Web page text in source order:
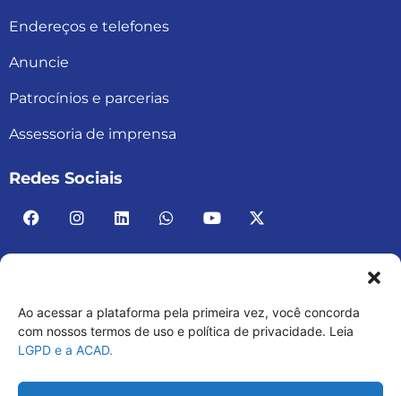
Ao acessar a plataforma pela primeira vez, você concorda
com nossos termos de uso e política de privacidade. Leia
LGPD e a ACAD.
Endereços e telefones
Anuncie
Patrocínios e parcerias
Assessoria de imprensa
Redes Sociais
ACAD BRASIL – ASSOCIAÇÃO BRASILEIRA DE